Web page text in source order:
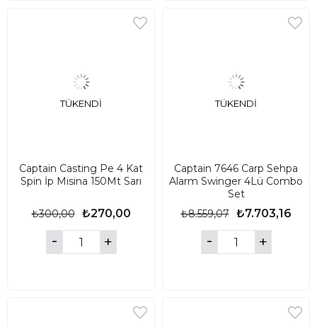
TÜKENDI
Captain Casting Pe 4 Kat
Spin İp Misina 150Mt Sarı
₺270,00
₺300,00
TÜKENDI
Captain 7646 Carp Sehpa
Alarm Swinger 4Lü Combo
Set
₺7.703,16
₺8.559,07